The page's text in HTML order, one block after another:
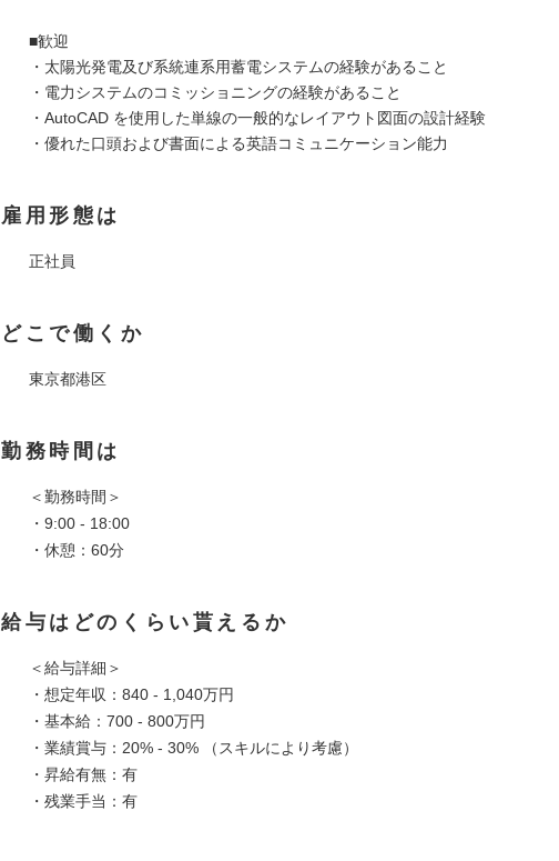
■歓迎
・太陽光発電及び系統連系用蓄電システムの経験があること
・電力システムのコミッショニングの経験があること
・AutoCAD を使用した単線の一般的なレイアウト図面の設計経験
・優れた口頭および書面による英語コミュニケーション能力
雇用形態は
正社員
どこで働くか
東京都港区
勤務時間は
＜勤務時間＞
・9:00 - 18:00
・休憩：60分
給与はどのくらい貰えるか
＜給与詳細＞
・想定年収：840 - 1,040万円
・基本給：700 - 800万円
・業績賞与：20% - 30% （スキルにより考慮）
・昇給有無：有
・残業手当：有